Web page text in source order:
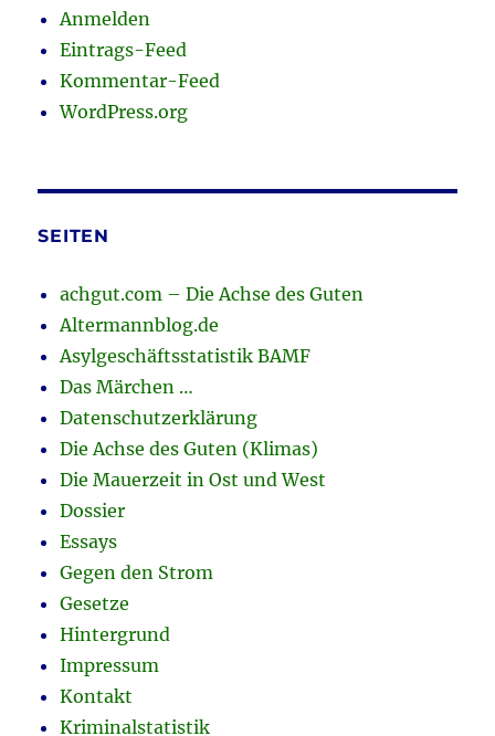
Anmelden
Eintrags-Feed
Kommentar-Feed
WordPress.org
SEITEN
achgut.com – Die Achse des Guten
Altermannblog.de
Asylgeschäftsstatistik BAMF
Das Märchen …
Datenschutzerklärung
Die Achse des Guten (Klimas)
Die Mauerzeit in Ost und West
Dossier
Essays
Gegen den Strom
Gesetze
Hintergrund
Impressum
Kontakt
Kriminalstatistik